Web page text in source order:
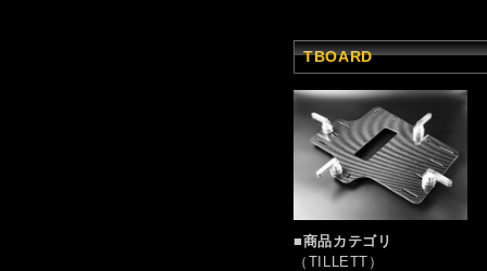
TBOARD
■商品カテゴリ
（TILLETT）